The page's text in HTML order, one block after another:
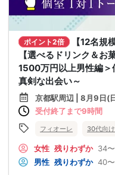
ポイント2倍
【12名規
【選べるドリンク＆
1500万円以上男性編＞
真剣な出会い～
京都駅周辺 | 8月9日(
受付終了まで9時間
フィオーレ 30代向け
女性 残りわずか 34
男性 残りわずか 40